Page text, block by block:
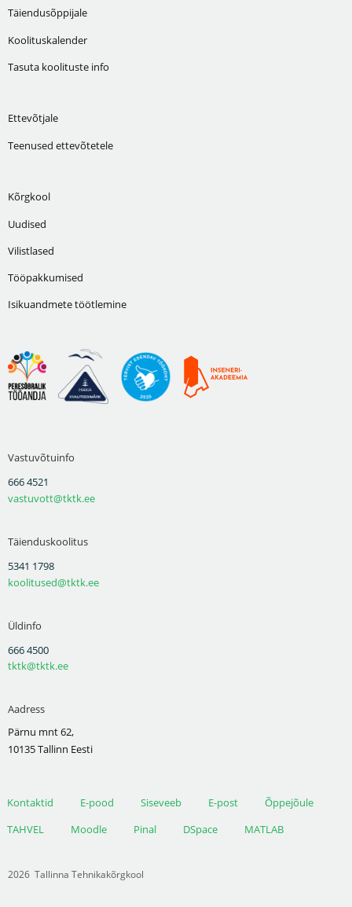
Täiendusõppijale
Koolituskalender
Tasuta koolituste info
Ettevõtjale
Teenused ettevõtetele
Kõrgkool
Uudised
Vilistlased
Tööpakkumised
Isikuandmete töötlemine
Vastuvõtuinfo
666 4521
vastuvott@tktk.ee
Täienduskoolitus
5341 1798
koolitused@tktk.ee
Üldinfo
666 4500
tktk@tktk.ee
Aadress
Pärnu mnt 62,
10135 Tallinn Eesti
Kontaktid E-pood Siseveeb E-post
Õppejõule
TAHVEL
Moodle Pinal DSpace MATLAB
2026 Tallinna Tehnikakõrgkool